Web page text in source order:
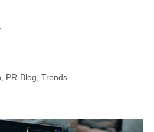
PR-Blog Trends